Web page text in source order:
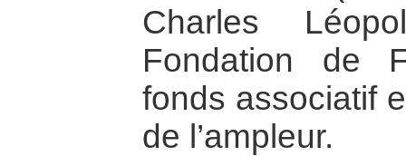
Charles
Fondation de
fonds associatif
de l’ampleur.